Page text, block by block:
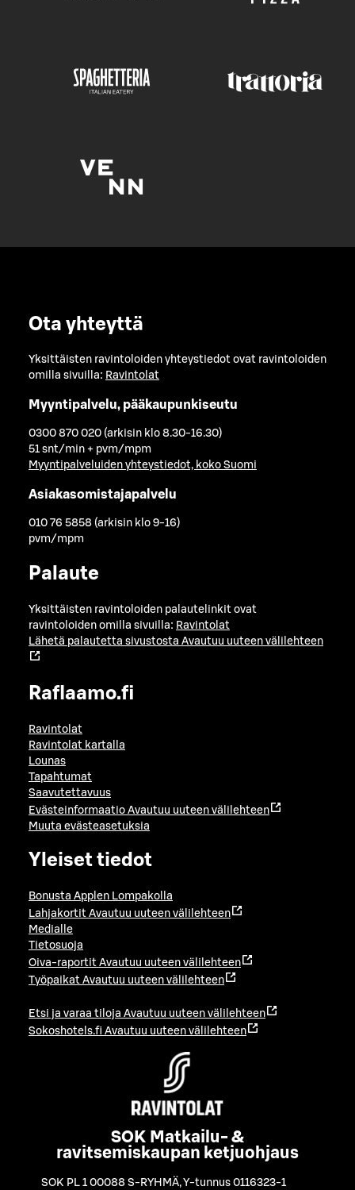
Ota yhteyttä
Yksittäisten ravintoloiden yhteystiedot ovat ravintoloiden
omilla sivuilla: Ravintolat
Myyntipalvelu, pääkaupunkiseutu
0300 870 020 (arkisin klo 8.30-16.30)
51 snt/min + pvm/mpm
Myyntipalveluiden yhteystiedot, koko Suomi
Asiakasomistajapalvelu
010 76 5858 (arkisin klo 9-16)
pvm/mpm
Palaute
Yksittäisten ravintoloiden palautelinkit ovat
ravintoloiden omilla sivuilla: Ravintolat
Lähetä palautetta sivustosta Avautuu uuteen välilehteen
Raflaamo.fi
Ravintolat
Ravintolat kartalla
Lounas
Tapahtumat
Saavutettavuus
Evästeinformaatio Avautuu uuteen välilehteen
Muuta evästeasetuksia
Yleiset tiedot
Bonusta Applen Lompakolla
Lahjakortit Avautuu uuteen välilehteen
Medialle
Tietosuoja
Oiva-raportit Avautuu uuteen välilehteen
Työpaikat Avautuu uuteen välilehteen
Etsi ja varaa tiloja Avautuu uuteen välilehteen
Sokoshotels.fi Avautuu uuteen välilehteen
SOK Matkailu- &
ravitsemiskaupan ketjuohjaus
SOK PL 1 00088 S-RYHMÄ,Y-tunnus 0116323-1